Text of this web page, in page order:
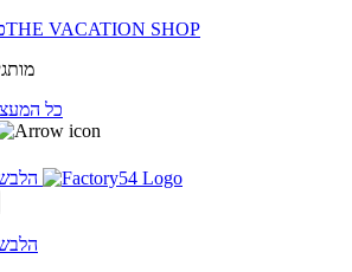
כל הTHE VACATION SHOP
כל